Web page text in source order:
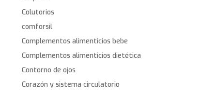
Colutorios
comforsil
Complementos alimenticios bebe
Complementos alimenticios dietética
Contorno de ojos
Corazón y sistema circulatorio